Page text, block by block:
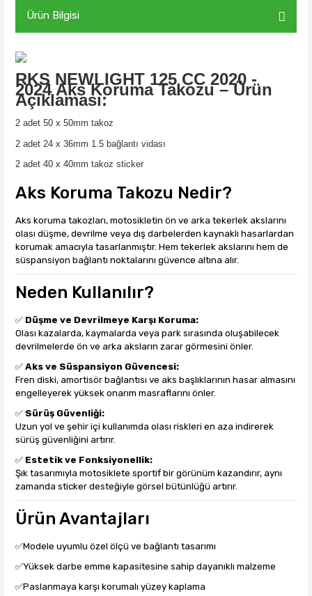
Ürün Bilgisi
RKS NEWLIGHT 125 CC 2020 -
2024AksKoruma Takozu – Ürün
Açıklaması:
2 adet 50 x 50mm takoz
2 adet 24 x 36mm 1.5 bağlantı vidası
2 adet 40 x 40mm takoz sticker
Aks Koruma Takozu Nedir?
Aks koruma takozları, motosikletin ön ve arka tekerlek akslarını
olası düşme, devrilme veya dış darbelerden kaynaklı hasarlardan
korumak amacıyla tasarlanmıştır. Hem tekerlek akslarını hem de
süspansiyon bağlantı noktalarını güvence altına alır.
Neden Kullanılır?
✅ Düşme ve Devrilmeye Karşı Koruma:
Olası kazalarda, kaymalarda veya park sırasında oluşabilecek
devrilmelerde ön ve arka aksların zarar görmesini önler.
✅ Aks ve Süspansiyon Güvencesi:
Fren diski, amortisör bağlantısı ve aks başlıklarının hasar almasını
engelleyerek yüksek onarım masraflarını önler.
✅ Sürüş Güvenliği:
Uzun yol ve şehir içi kullanımda olası riskleri en aza indirerek
sürüş güvenliğini artırır.
✅ Estetik ve Fonksiyonellik:
Şık tasarımıyla motosiklete sportif bir görünüm kazandırır, aynı
zamanda sticker desteğiyle görsel bütünlüğü artırır.
Ürün Avantajları
✅Modele uyumlu özel ölçü ve bağlantı tasarımı
✅Yüksek darbe emme kapasitesine sahip dayanıklı malzeme
✅Paslanmaya karşı korumalı yüzey kaplama